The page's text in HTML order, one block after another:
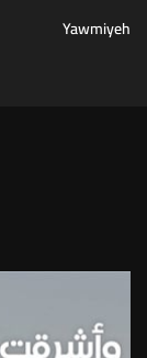
Yawmiyeh